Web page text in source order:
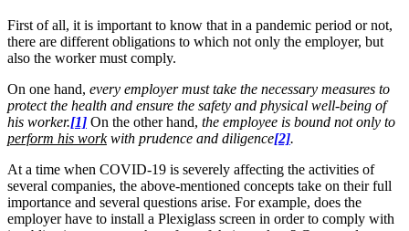
First of all, it is important to know that in a pandemic period or not,
there are different obligations to which not only the employer, but
also the worker must comply.
On one hand, every employer must take the necessary measures to
protect the health and ensure the safety and physical well-being of
his worker.[1] On the other hand, the employee is bound not only to
perform his workwith prudence and diligence[2].
At a time when COVID-19 is severely affecting the activities of
several companies, the above-mentioned concepts take on their full
importance and several questions arise. For example, does the
employer have to install a Plexiglass screen in order to comply with